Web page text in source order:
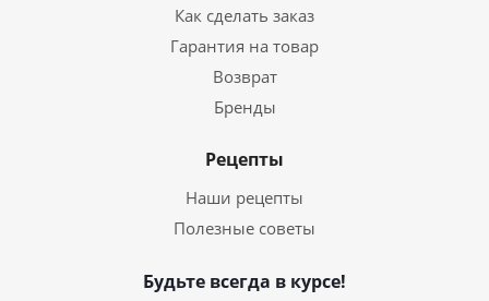
Как сделать заказ
Гарантия на товар
Возврат
Бренды
Рецепты
Наши рецепты
Полезные советы
Будьте всегда в курсе!